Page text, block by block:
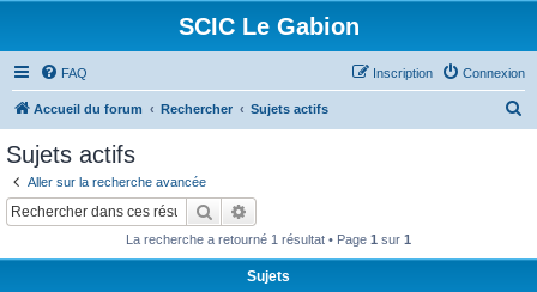
SCIC Le Gabion
FAQ Connexion
Inscription
Accueil du forum Rechercher Sujets actifs
Sujets actifs
Aller sur la recherche avancée
Rechercher
La recherche a retourné 1 résultat • Page 1 sur 1
Sujets